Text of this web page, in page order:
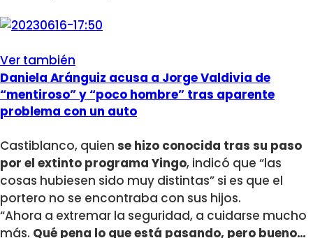
Ver también
Daniela Aránguiz acusa a Jorge Valdivia de
“mentiroso” y “poco hombre” tras aparente
problema con un auto
Castiblanco, quien se hizo conocida tras su paso
por el extinto programa Yingo, indicó que “las
cosas hubiesen sido muy distintas” si es que el
portero no se encontraba con sus hijos.
“Ahora a extremar la seguridad, a cuidarse mucho
más. Qué pena lo que está pasando, pero bueno…